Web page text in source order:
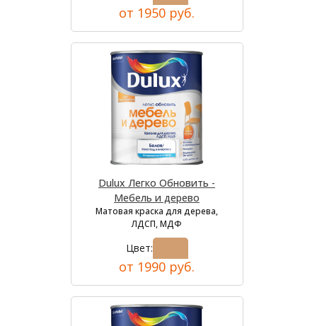
от 1950 руб.
Dulux Легко Обновить -
Мебель и дерево
Матовая краска для дерева,
ЛДСП, МДФ
Цвет:
от 1990 руб.